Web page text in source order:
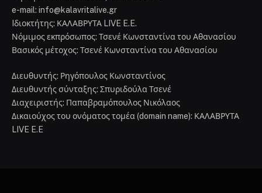
e-mail: info@kalavritalive.gr
Iδιοκτήτης: ΚΑΛΑΒΡΥΤΑ LIVE E.E.
Νόμιμος εκπρόσωπος: Τσενέ Κωνσταντίνα του Αθανασίου
Βασικός μέτοχος: Τσενέ Κωνσταντίνα του Αθανασίου
Διευθυντής: Ρηγόπουλος Κωνσταντίνος
Διευθυντής σύνταξης: Σπυριδούλα Τσενέ
Διαχειριστής: Παπαβραμόπουλος Νικόλαος
Δικαιούχος του ονόματος τομέα (domain name): ΚΑΛΑΒΡΥΤΑ
LIVE E.E